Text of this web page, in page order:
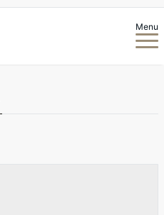
Menu